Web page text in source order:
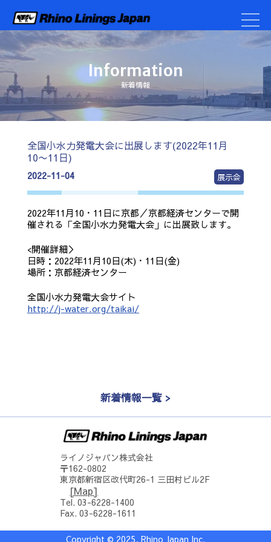
Information
新着情報
全国小水力発電大会に出展します(2022年11月
10〜11日)
2022-11-04 展示会
2022年11月10・11日に京都／京都経済センターで開
催される「全国小水力発電大会」に出展致します。
<開催詳細＞
日時：2022年11月10日(木)・11日(金)
場所：京都経済センター
全国小水力発電大会サイト
http://j-water.org/taikai/
新着情報一覧 >
ライノジャパン株式会社
〒162-0802
東京都新宿区改代町26-1 三田村ビル2F
[Map]
Tel. 03-6228-1400
Fax. 03-6228-1611
Copyright © 2025, Rhino Japan Inc.